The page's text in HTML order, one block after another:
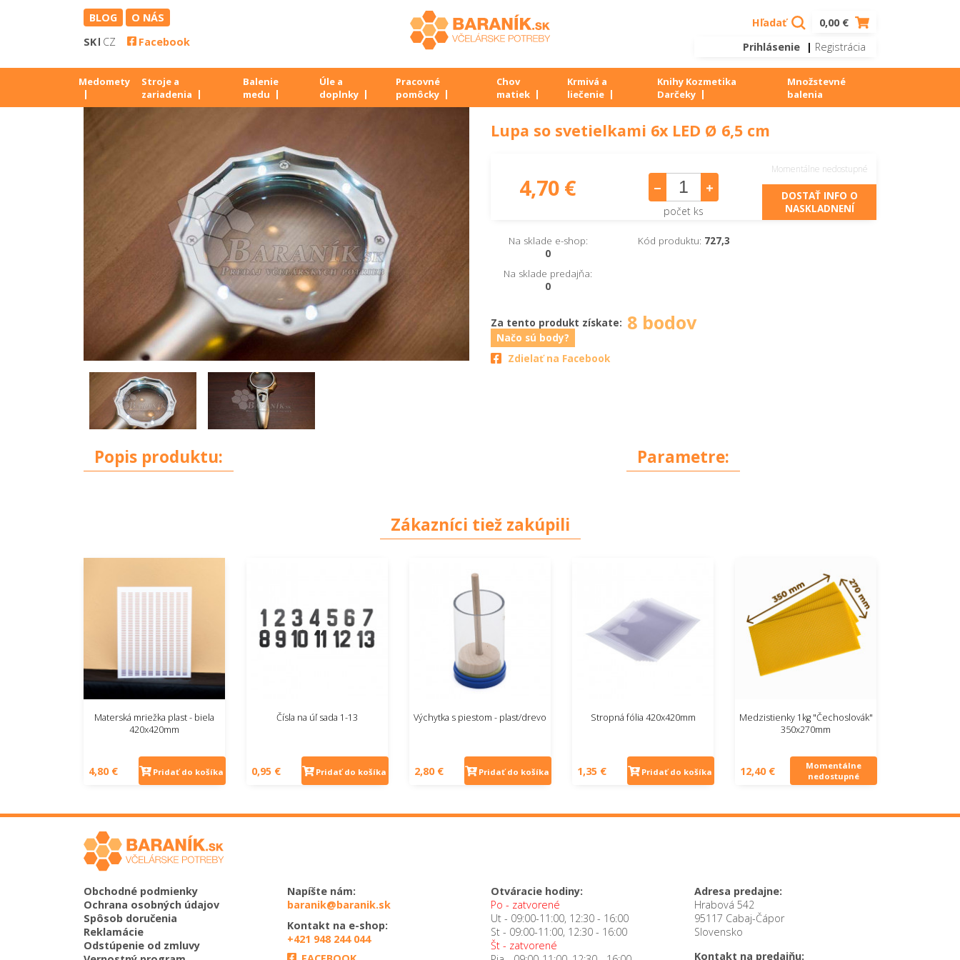
BLOG
O NÁS
SK CZ Facebook
Hľadať
0,00 €
Prihlásenie
| Registrácia
Medomety
Stroje a
zariadenia
Balenie
medu
Úle a
doplnky
Pracovné
pomôcky
Chov
matiek
Krmivá a
liečenie
Knihy Kozmetika
Darčeky
Množstevné
balenia
Lupa so svetielkami 6x LED Ø 6,5 cm
4,70 €
počet ks
Momentálne nedostupné
DOSTAŤ INFO O
NASKLADNENÍ
Na sklade e-shop:
0
Na sklade predajňa:
0
Kód produktu: 727,3
Za tento produkt získate: 8 bodov
Načo sú body?
Zdielať na Facebook
Popis produktu: Parametre:
Zákazníci tiež zakúpili
Materská mriežka plast - biela
420x420mm
4,80 € Pridať do košíka
Čísla na úľ sada 1-13
0,95 € Pridať do košíka
Výchytka s piestom - plast/drevo
2,80 € Pridať do košíka
Stropná fólia 420x420mm
1,35 € Pridať do košíka
Medzistienky 1kg "Čechoslovák"
350x270mm
12,40 €
Momentálne
nedostupné
Obchodné podmienky
Ochrana osobných údajov
Spôsob doručenia
Reklamácie
Odstúpenie od zmluvy
Napíšte nám:
baranik@baranik.sk
Kontakt na e-shop:
+421 948 244 044
Otváracie hodiny:
Po - zatvorené
Ut - 09:00-11:00, 12:30 - 16:00
St - 09:00-11:00, 12:30 - 16:00
Št - zatvorené
Adresa predajne:
Hrabová 542
95117 Cabaj-Čápor
Slovensko
Kontakt na predajňu: